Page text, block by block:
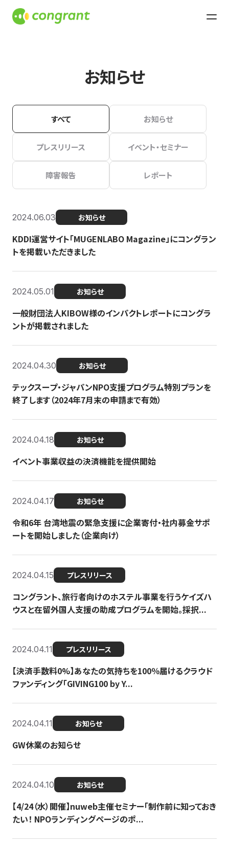
お知らせ
すべて お知らせ
プレスリリース イベント・セミナー
障害報告 レポート
2024.06.03 お知らせ
KDDI運営サイト「MUGENLABO Magazine」にコングラン
トを掲載いただきました
2024.05.01 お知らせ
一般財団法人KIBOW様のインパクトレポートにコングラ
ントが掲載されました
2024.04.30 お知らせ
テックスープ・ジャパンNPO支援プログラム特別プランを
終了します（2024年7月末の申請まで有効）
2024.04.18 お知らせ
イベント事業収益の決済機能を提供開始
2024.04.17 お知らせ
令和6年 台湾地震の緊急支援に企業寄付・社内募金サポ
ートを開始しました（企業向け）
2024.04.15 プレスリリース
コングラント、旅行者向けのホステル事業を行うケイズハ
ウスと在留外国人支援の助成プログラムを開始。採択...
2024.04.11 プレスリリース
【決済手数料0%】あなたの気持ちを100％届けるクラウド
ファンディング「GIVING100 by Y...
2024.04.11 お知らせ
GW休業のお知らせ
2024.04.10 お知らせ
【4/24（水）開催】nuweb主催セミナー「制作前に知っておき
たい！ NPOランディングページのポ...